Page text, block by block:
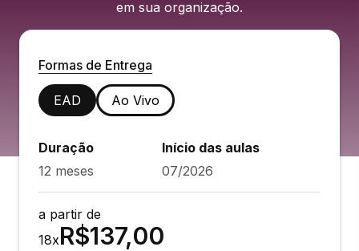
em sua organização.
Formas de Entrega
EAD Ao Vivo
Duração
12 meses
Início das aulas
07/2026
a partir de
18xR$137,00